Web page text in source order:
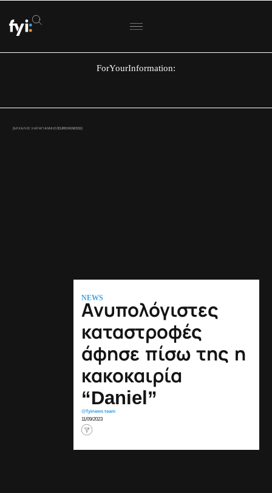
ForYourInformation:
(ΜΙΧΑΛΗΣ ΚΑΡΑΓΙΑΝΝΗΣ/EUROKINISSI)
NEWS
Ανυπολόγιστες
καταστροφές
άφησε πίσω της η
κακοκαιρία
“Daniel”
@fyinews team
11/09/2023